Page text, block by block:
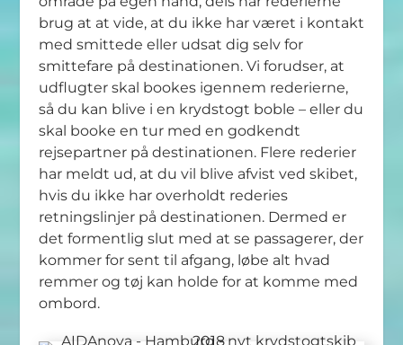
brug at at vide, at du ikke har været i kontakt
med smittede eller udsat dig selv for
smittefare på destinationen. Vi forudser, at
udflugter skal bookes igennem rederierne,
så du kan blive i en krydstogt boble – eller du
skal booke en tur med en godkendt
rejsepartner på destinationen. Flere rederier
har meldt ud, at du vil blive afvist ved skibet,
hvis du ikke har overholdt rederies
retningslinjer på destinationen. Dermed er
det formentlig slut med at se passagerer, der
kommer for sent til afgang, løbe alt hvad
remmer og tøj kan holde for at komme med
ombord.